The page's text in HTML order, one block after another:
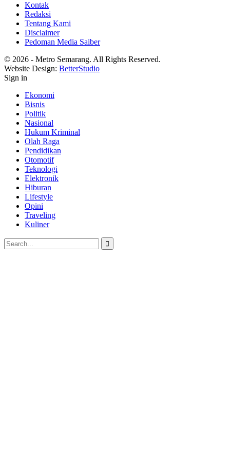
Kontak
Redaksi
Tentang Kami
Disclaimer
Pedoman Media Saiber
© 2026 - Metro Semarang. All Rights Reserved.
Website Design: BetterStudio
Sign in
Ekonomi
Bisnis
Politik
Nasional
Hukum Kriminal
Olah Raga
Pendidikan
Otomotif
Teknologi
Elektronik
Hiburan
Lifestyle
Opini
Traveling
Kuliner